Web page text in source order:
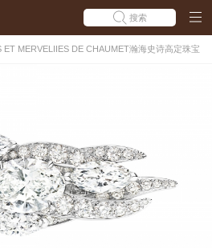
搜索
ET MERVELIIES DE CHAUMET瀚海史诗高定珠宝